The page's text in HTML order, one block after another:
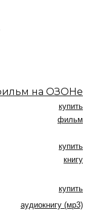
купить
фильм
купить
книгу
купить
аудиокнигу (мр3)